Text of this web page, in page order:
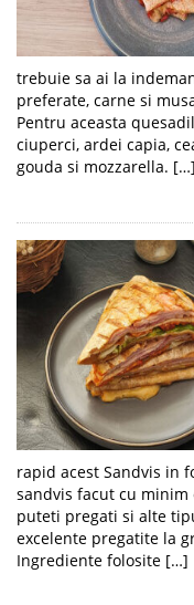
trebuie sa ai la
preferate, carne si
Pentru aceasta
ciuperci, ardei capia,
gouda si mozzarella. […]
rapid acest Sandvis in
sandvis facut cu
puteti pregati si alte
excelente pregatite la
Ingrediente folosite […]